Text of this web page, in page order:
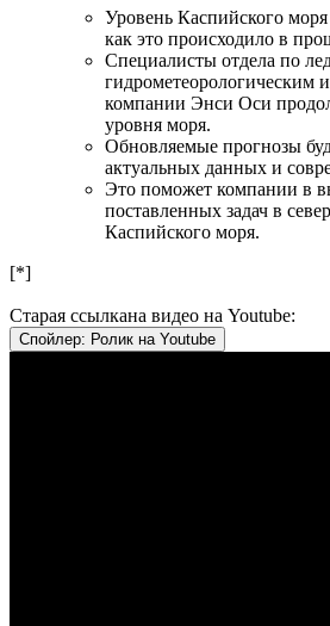
Уровень Каспийского
как это происходило в
Специалисты отдела по
гидрометеорологическим
компании Энси Оси
уровня моря.
Обновляемые прогнозы
актуальных данных и
Это поможет компании в
поставленных задач в
Каспийского моря.
[*]
Старая ссылкана видео на Youtube:
Спойлер: Ролик на Youtube